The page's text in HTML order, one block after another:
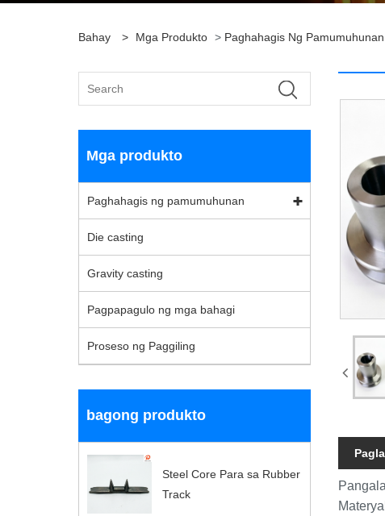
Bahay > Mga Produkto > Paghahagis Ng Pamumuhunan
Mga produkto
Paghahagis ng pamumuhunan
Die casting
Gravity casting
Pagpapagulo ng mga bahagi
Proseso ng Paggiling
bagong produkto
Steel Core Para sa Rubber
Track